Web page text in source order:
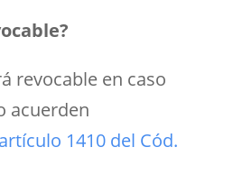
revocable en caso
acuerden
artículo 1410 del Cód.